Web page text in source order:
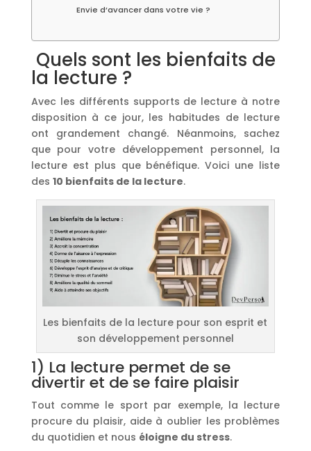
Envie d’avancer dans votre vie ?
Quels sont les bienfaits de
la lecture ?
Avec les différents supports de lecture à notre
disposition à ce jour, les habitudes de lecture
ont grandement changé. Néanmoins, sachez
que pour votre développement personnel, la
lecture est plus que bénéfique. Voici une liste
des 10 bienfaits de la lecture.
Les bienfaits de la lecture pour son esprit et
son développement personnel
1) La lecture permet de se
divertir et de se faire plaisir
Tout comme le sport par exemple, la lecture
procure du plaisir, aide à oublier les problèmes
du quotidien et nous éloigne du stress.